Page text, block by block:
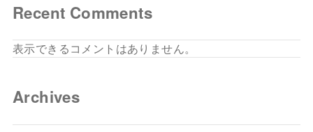
Recent Comments
表示できるコメントはありません。
Archives